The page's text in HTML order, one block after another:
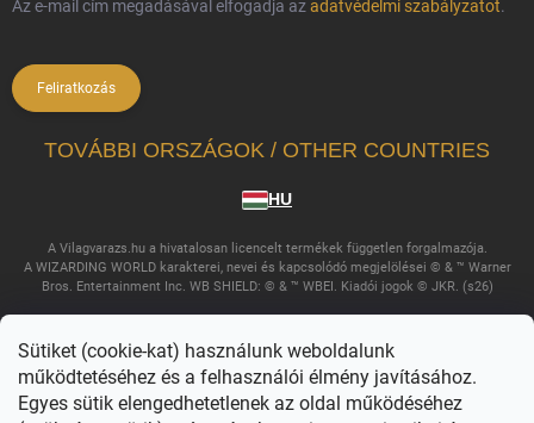
Sütiket (cookie-kat) használunk weboldalunk
működtetéséhez és a felhasználói élmény javításához.
Egyes sütik elengedhetetlenek az oldal működéséhez
Az e-mail cím megadásával elfogadja azadatvédelmi szabályzatot.
Feliratkozás
TOVÁBBI ORSZÁGOK / OTHER COUNTRIES
HU
A Vilagvarazs.hu a hivatalosan licencelt termékek független forgalmazója.
A WIZARDING WORLD karakterei, nevei és kapcsolódó megjelölései © & ™ Warner
Bros. Entertainment Inc. WB SHIELD: © & ™ WBEI. Kiadói jogok © JKR. (s26)